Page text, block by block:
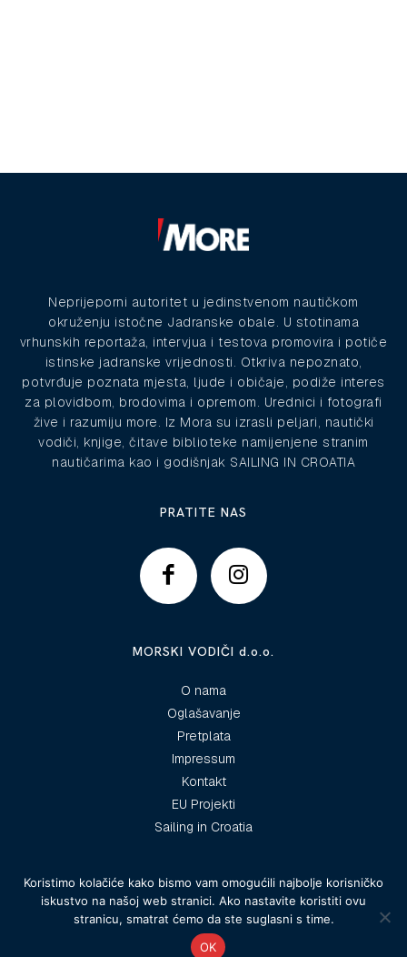
Neprijeporni autoritet u jedinstvenom nautičkom
okruženju istočne Jadranske obale. U stotinama
vrhunskih reportaža, intervjua i testova promovira i potiče
istinske jadranske vrijednosti. Otkriva nepoznato,
potvrđuje poznata mjesta, ljude i običaje, podiže interes
za plovidbom, brodovima i opremom. Urednici i fotografi
žive i razumiju more. Iz Mora su izrasli peljari, nautički
vodiči, knjige, čitave biblioteke namijenjene stranim
nautičarima kao i godišnjak SAILING IN CROATIA
PRATITE NAS
MORSKI VODIČI d.o.o.
O nama
Oglašavanje
Pretplata
Impressum
Kontakt
EU Projekti
Sailing in Croatia
© 2025 Morski vodiči
Koristimo kolačiće kako bismo vam omogućili najbolje korisničko
iskustvo na našoj web stranici. Ako nastavite koristiti ovu
stranicu, smatrat ćemo da ste suglasni s time.
OK